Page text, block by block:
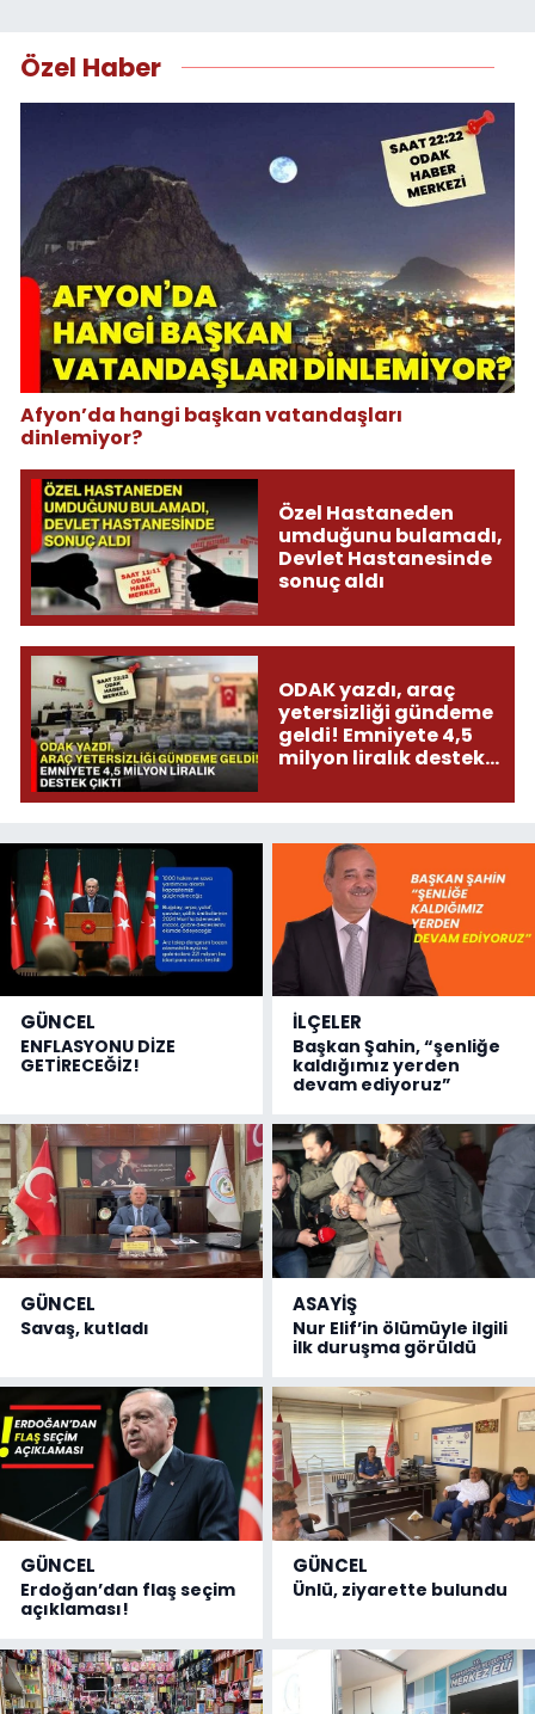
Özel Haber
Afyon’da hangi başkan vatandaşları
dinlemiyor?
Özel Hastaneden
umduğunu bulamadı,
Devlet Hastanesinde
sonuç aldı
ODAK yazdı, araç
yetersizliği gündeme
geldi! Emniyete 4,5
milyon liralık destek
GÜNCEL
ENFLASYONU DİZE
GETİRECEĞİZ!
İLÇELER
Başkan Şahin, “şenliğe
kaldığımız yerden
devam ediyoruz”
GÜNCEL
Savaş, kutladı
ASAYİŞ
Nur Elif’in ölümüyle ilgili
ilk duruşma görüldü
GÜNCEL
Erdoğan’dan flaş seçim
açıklaması!
GÜNCEL
Ünlü, ziyarette bulundu